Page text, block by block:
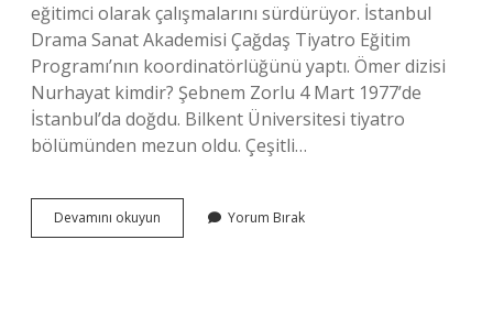
eğitimci olarak çalışmalarını sürdürüyor. İstanbul
Drama Sanat Akademisi Çağdaş Tiyatro Eğitim
Programı’nın koordinatörlüğünü yaptı. Ömer dizisi
Nurhayat kimdir? Şebnem Zorlu 4 Mart 1977’de
İstanbul’da doğdu. Bilkent Üniversitesi tiyatro
bölümünden mezun oldu. Çeşitli…
Devamını okuyun
Dizisi
Yorum Bırak